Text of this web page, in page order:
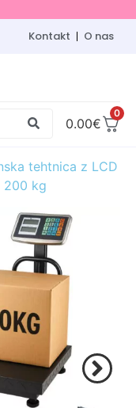
Kontakt O nas
0
0.00€
tehtnica z LCD
200 kg